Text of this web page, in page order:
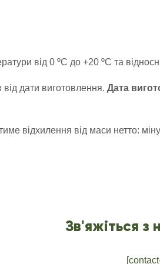
від 0 ºС до +20 ºС та
від дати виготовлення. Дата
відхилення від маси нетто:
Зв'яжіться з